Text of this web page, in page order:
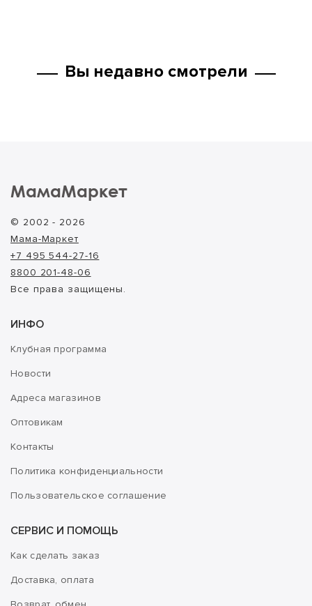
Вы недавно смотрели
МамаМаркет
© 2002 - 2026
Мама-Маркет
+7 495 544-27-16
8800 201-48-06
Все права защищены.
ИНФО
Клубная программа
Новости
Адреса магазинов
Оптовикам
Контакты
Политика конфиденциальности
Пользовательское соглашение
СЕРВИС И ПОМОЩЬ
Как сделать заказ
Доставка, оплата